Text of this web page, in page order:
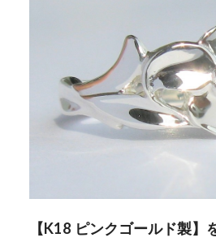
【K18 ピンクゴールド製】